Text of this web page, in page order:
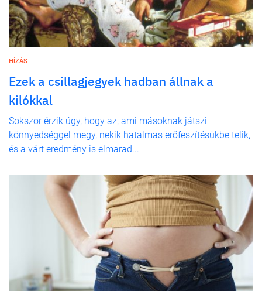
HÍZÁS
Ezek a csillagjegyek hadban állnak a
kilókkal
Sokszor érzik úgy, hogy az, ami másoknak játszi
könnyedséggel megy, nekik hatalmas erőfeszítésükbe telik,
és a várt eredmény is elmarad...